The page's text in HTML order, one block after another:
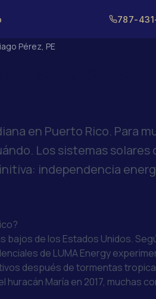
787-
Pérez, PE
en Puerto Rico. Para
Los sistemas solares
independencia
de los Estados Unidos.
de LUMA Energy
después de tormentas
huracán María en 2017, muchas